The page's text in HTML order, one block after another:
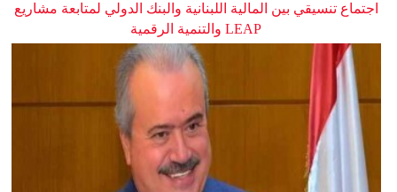
اجتماع تنسيقي بين المالية اللبنانية والبنك الدولي لمتابعة مشاريع
LEAP والتنمية الرقمية